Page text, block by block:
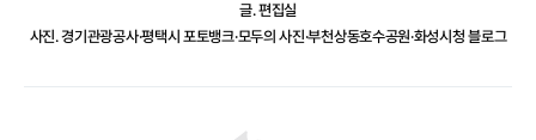
글. 편집실
사진. 경기관광공사·평택시 포토뱅크·모두의 사진·부천상동호수공원·화성시청 블로그